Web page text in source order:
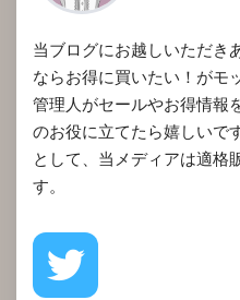
当ブログにお越しいただき
ならお得に買いたい！がモ
管理人がセールやお得情報
のお役に立てたら嬉しいで
として、当メディアは適格
す。